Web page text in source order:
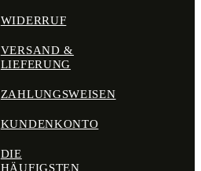
WIDERRUF
VERSAND &
LIEFERUNG
ZAHLUNGSWEISEN
KUNDENKONTO
DIE
HÄUFIGSTEN